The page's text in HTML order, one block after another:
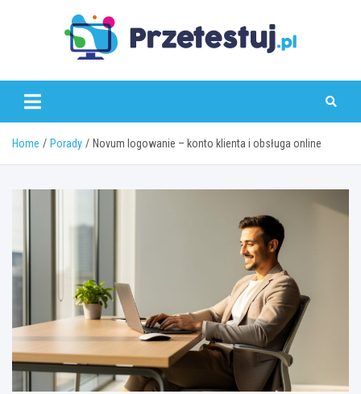
przetestuj.pl
Home Porady Novum logowanie – konto klienta i obsługa online